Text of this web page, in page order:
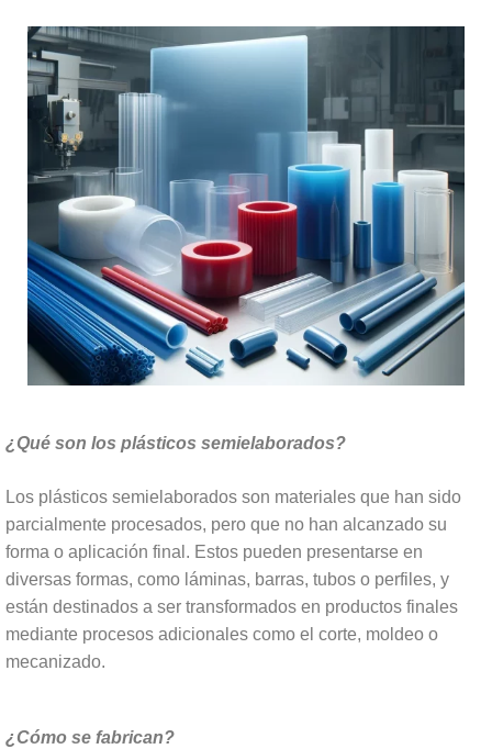
¿Qué son los plásticos semielaborados?
Los plásticos semielaborados son materiales que han sido
parcialmente procesados, pero que no han alcanzado su
forma o aplicación final. Estos pueden presentarse en
diversas formas, como láminas, barras, tubos o perfiles, y
están destinados a ser transformados en productos finales
mediante procesos adicionales como el corte, moldeo o
mecanizado.
¿Cómo se fabrican?